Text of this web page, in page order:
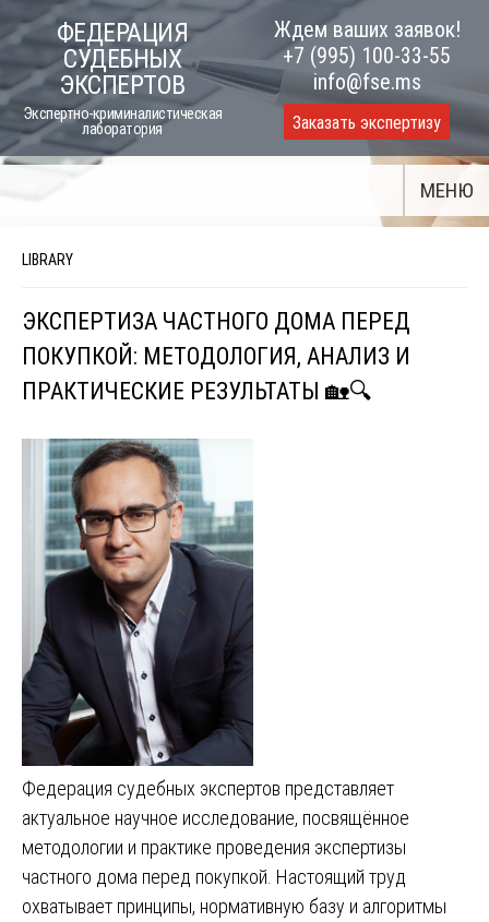
to
content
ФЕДЕРАЦИЯ
СУДЕБНЫХ
ЭКСПЕРТОВ
Экспертно-криминалистическая
лаборатория
Ждем ваших заявок!
+7 (995) 100-33-55
info@fse.ms
Заказать экспертизу
МЕНЮ
LIBRARY
ЭКСПЕРТИЗА ЧАСТНОГО ДОМА ПЕРЕД
ПОКУПКОЙ: МЕТОДОЛОГИЯ, АНАЛИЗ И
ПРАКТИЧЕСКИЕ РЕЗУЛЬТАТЫ 🏡🔍
Федерация судебных экспертов представляет
актуальное научное исследование, посвящённое
методологии и практике проведения экспертизы
частного дома перед покупкой. Настоящий труд
охватывает принципы, нормативную базу и алгоритмы